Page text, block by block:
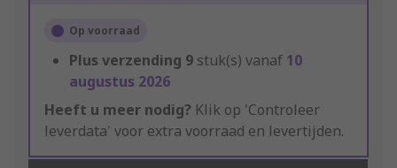
Op voorraad
Plus verzending 9 stuk(s) vanaf 10
augustus 2026
Heeft u meer nodig? Klik op 'Controleer
leverdata' voor extra voorraad en levertijden.